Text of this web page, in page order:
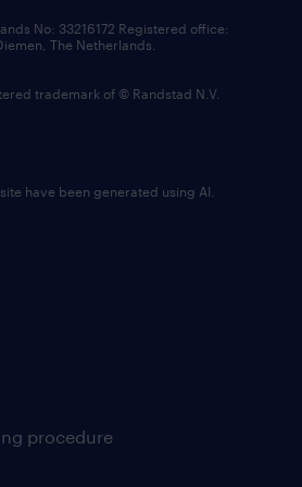
procedure
No: 33216172 Registered office:
The Netherlands.
trademark of © Randstad N.V.
have been generated using AI.